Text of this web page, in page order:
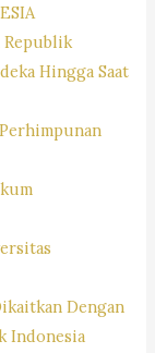
Republik
Hingga Saat
Dengan
Indonesia